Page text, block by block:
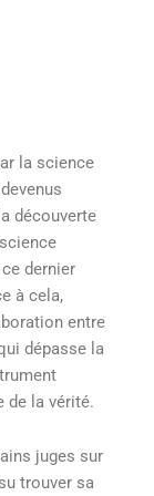
la science
découverte
dernier
à cela,
entre
dépasse la
de la vérité.
juges sur
trouver sa